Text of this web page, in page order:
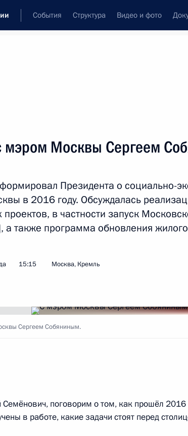
События Структура Видео и фото
Москвы Сергеем Собяниным
17:00
мэром Москвы Сергеем
Президента о социально-
в 2016 году. Обсуждалась
проектов, в частности запуск
также программа обновления
15:15 Москва, Кремль
Сергеем Собяниным.
Семёнович, поговорим о том, как прошёл
в работе, какие задачи стоят перед